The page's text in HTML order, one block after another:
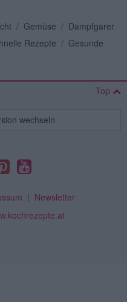
/ Gemüse / Dampfgarer
Rezepte / Gesunde
Top
wechseln
| Newsletter